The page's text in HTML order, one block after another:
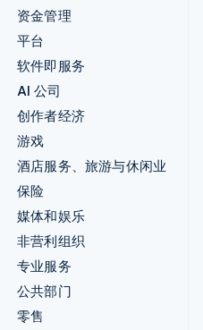
资金管理
平台
软件即服务
AI 公司
创作者经济
游戏
酒店服务、旅游与休闲业
保险
媒体和娱乐
非营利组织
专业服务
公共部门
零售